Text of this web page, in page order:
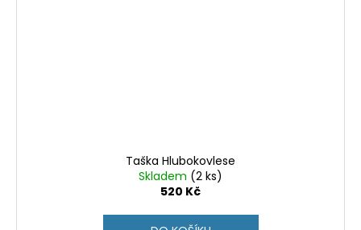
Taška Hlubokovlese
Skladem (2 ks)
520 Kč